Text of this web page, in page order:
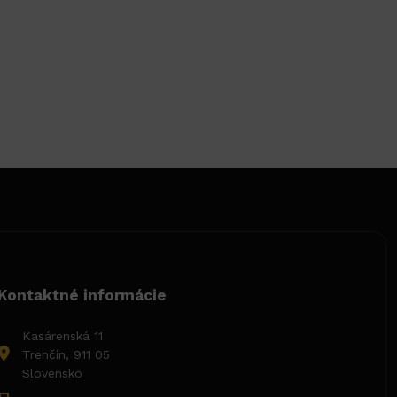
informácie
Kasárenská 11
Trenčín, 911 05
Slovensko